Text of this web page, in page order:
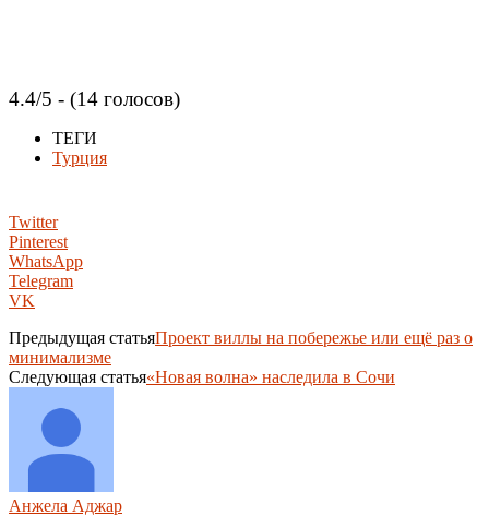
4.4/5 - (14 голосов)
ТЕГИ
Турция
Twitter
Pinterest
WhatsApp
Telegram
VK
Предыдущая статьяПроект виллы на побережье или ещё раз о
минимализме
Следующая статья«Новая волна» наследила в Сочи
Анжела Аджар